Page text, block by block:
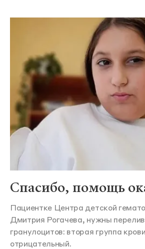
Спасибо, помощь
Пациентке Центра детской
Дмитрия Рогачева, нужны
гранулоцитов: вторая группа
отрицательный.